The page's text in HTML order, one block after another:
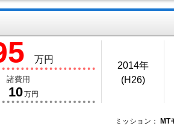
万円
諸費用
10万円
2014年
(H26)
ミッション： MT